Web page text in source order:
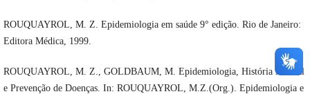
ROUQUAYROL, M. Z. Epidemiologia em saúde 9° edição. Rio de Janeiro:
Editora Médica, 1999.
ROUQUAYROL, M. Z., GOLDBAUM, M. Epidemiologia, História Natural
e Prevenção de Doenças. In: ROUQUAYROL, M.Z.(Org.). Epidemiologia e